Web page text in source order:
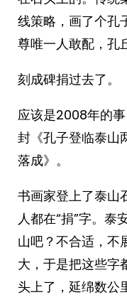
线策略，画了个孔
尊唯一人敢配，孔
刻成碑捐过去了。
应该是2008年的
封《孔子登临泰山
落成》。
书画家登上了泰山
人都在“捐”字。泰
山吧？不合适，不
大，于是把这些字
头上了，延绵数公